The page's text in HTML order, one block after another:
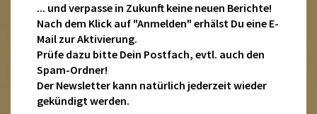
... und verpasse in Zukunft keine neuen Berichte!
Nach dem Klick auf "Anmelden" erhälst Du eine E-
Mail zur Aktivierung.
Prüfe dazu bitte Dein Postfach, evtl. auch den
Spam-Ordner!
Der Newsletter kann natürlich jederzeit wieder
gekündigt werden.